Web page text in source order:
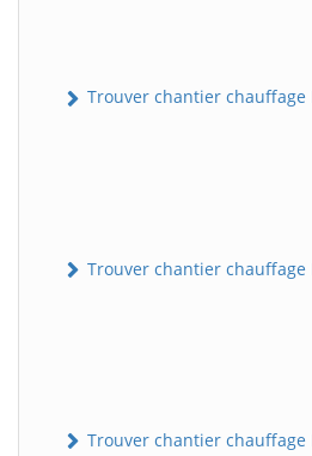
Trouver chantier chauffage
Trouver chantier chauffage
Trouver chantier chauffage